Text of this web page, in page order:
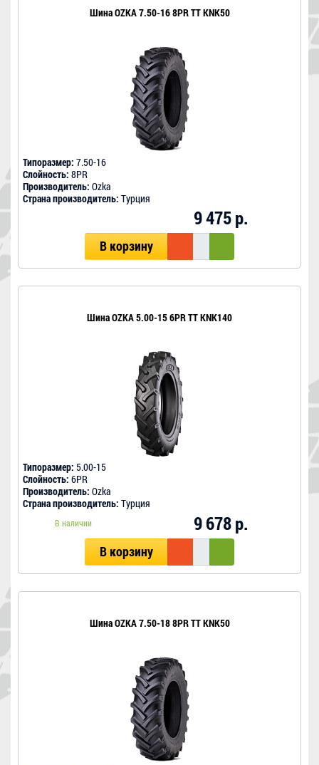
Шина OZKA 7.50-16 8PR TT KNK50
Типоразмер: 7.50-16
Слойность: 8PR
Производитель: Ozka
Страна производитель: Турция
9 475 р.
В корзину
Шина OZKA 5.00-15 6PR TT KNK140
Типоразмер: 5.00-15
Слойность: 6PR
Производитель: Ozka
Страна производитель: Турция
В наличии 9 678 р.
В корзину
Шина OZKA 7.50-18 8PR TT KNK50